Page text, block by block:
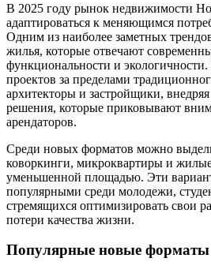
В 2025 году рынок недвижимости
адаптироваться к меняющимся
Одним из наиболее заметных
жилья, которые отвечают
функциональности и
проектов за пределами
архитекторы и застройщики,
решения, которые приковывают
арендаторов.
Среди новых форматов можно
коворкинги, микроквартиры и
уменьшенной площадью. Эти
популярными среди молодежи,
стремящихся оптимизировать свои
потери качества жизни.
Популярные новые